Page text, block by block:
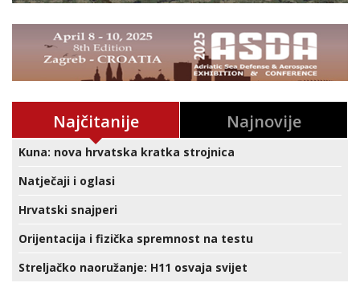
Najčitanije Najnovije
Kuna: nova hrvatska kratka strojnica
Natječaji i oglasi
Hrvatski snajperi
Orijentacija i fizička spremnost na testu
Streljačko naoružanje: H11 osvaja svijet